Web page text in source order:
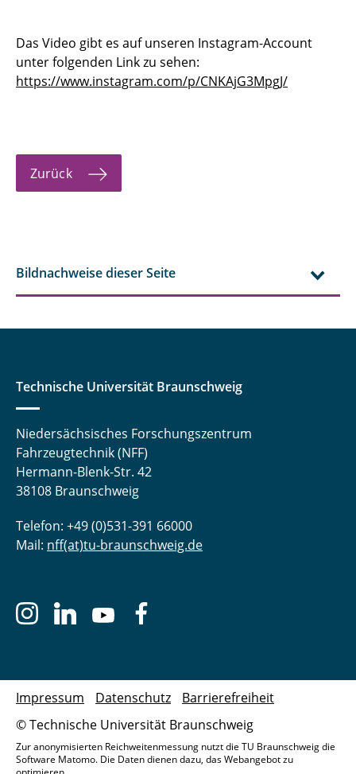
Das Video gibt es auf unseren Instagram-Account
unter folgenden Link zu sehen:
https://www.instagram.com/p/CNKAjG3MpgJ/
Zurück
Bildnachweise dieser Seite
Technische Universität Braunschweig
Niedersächsisches Forschungszentrum
Fahrzeugtechnik (NFF)
Hermann-Blenk-Str. 42
38108 Braunschweig
Telefon: +49 (0)531-391 66000
Mail: nff(at)tu-braunschweig.de
© Technische Universität Braunschweig
Impressum Datenschutz Barrierefreiheit
Zur anonymisierten Reichweitenmessung nutzt die TU Braunschweig die
Software Matomo. Die Daten dienen dazu, das Webangebot zu